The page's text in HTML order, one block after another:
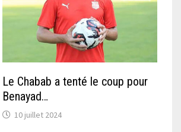
Le Chabab a tenté le coup pour
Benayad…
10 juillet 2024